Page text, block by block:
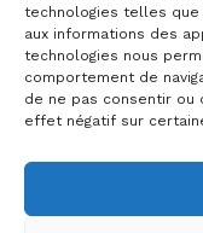
technologies telles
aux informations des
technologies nous
comportement de
de ne pas consentir ou
effet négatif sur
©